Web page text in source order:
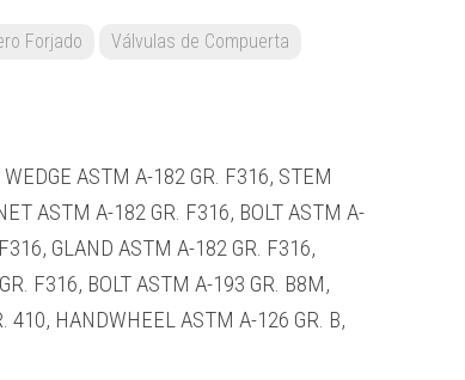
Forjado Válvulas de Compuerta
ASTM A-182 GR. F316, STEM
ASTM A-182 GR. F316, BOLT ASTM A-
GLAND ASTM A-182 GR. F316,
F316, BOLT ASTM A-193 GR. B8M,
410, HANDWHEEL ASTM A-126 GR. B,